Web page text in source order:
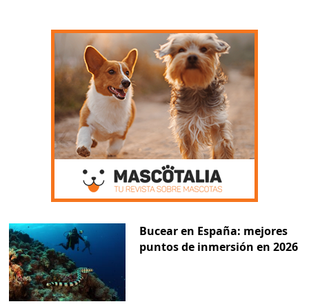
Bucear en España: mejores
puntos de inmersión en 2026